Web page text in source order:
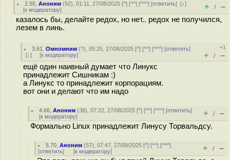
2.55 ,Аноним (92), 01:11, 27/08/2025 [^] [^^] [^^^] [ответить][↓]
[к модератору] + / –
казалось бы, делайте редох, но нет.. редох не получился,
лезем в линь.
3.61 ,Омномним (?), 05:25, 27/08/2025 [^] [^^] [^^^] [ответить]
[↓] [к модератору]
+1
+ / –
ещё один наивный думает что Линукс
принадлежит Сишникам :)
а Линукс то принадлежит корпорациям.
вот они и делают что им надо
4.66 ,Аноним (38), 07:22, 27/08/2025 [^] [^^] [^^^] [ответить]
[к модератору] + / –
Формально Linux принадлежит Линусу Торвальдсу.
5.70 ,Аноним (57), 07:47, 27/08/2025 [^] [^^] [^^^]
[ответить] [к модератору] + / –